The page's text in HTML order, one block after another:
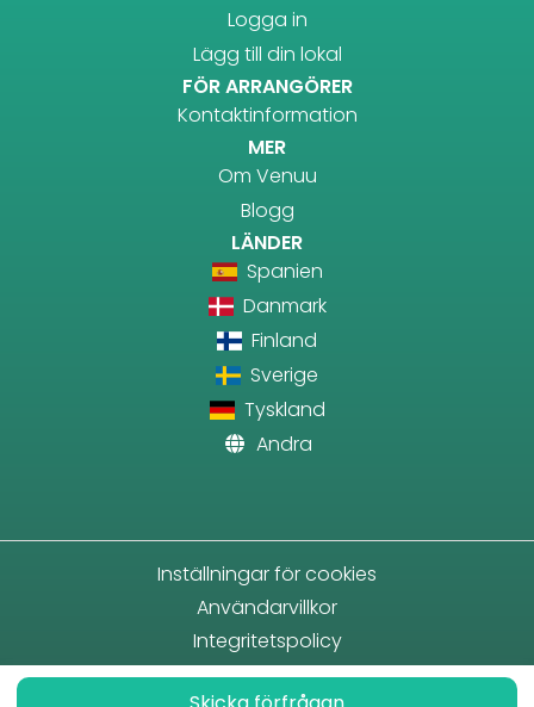
Logga in
Lägg till din lokal
FÖR ARRANGÖRER
Kontaktinformation
MER
Om Venuu
Blogg
LÄNDER
Spanien
Danmark
Finland
Sverige
Tyskland
Andra
Inställningar för cookies
Användarvillkor
Integritetspolicy